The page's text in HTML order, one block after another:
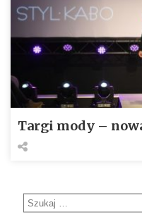
Targi mody –